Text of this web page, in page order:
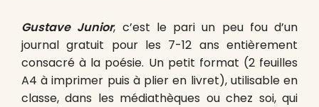
Gustave Junior, c’est le pari un peu fou d’un
journal gratuit pour les 7-12 ans entièrement
consacré à la poésie. Un petit format (2 feuilles
A4 à imprimer puis à plier en livret), utilisable en
classe, dans les médiathèques ou chez soi, qui